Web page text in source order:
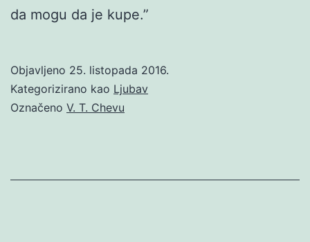
da mogu da je kupe.”
Objavljeno 25. listopada 2016.
Kategorizirano kao Ljubav
Označeno V. T. Chevu